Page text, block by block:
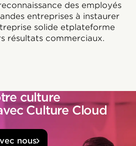
des employés
entreprises à instaurer
solide etplateforme
résultats commerciaux.
culture
Culture Cloud
nous